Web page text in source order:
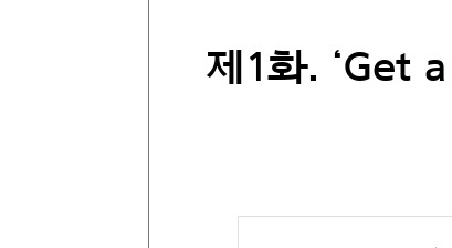
제1화. ‘Get